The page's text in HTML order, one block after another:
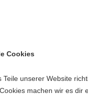
Cookies
Teile unserer Website
machen wir es